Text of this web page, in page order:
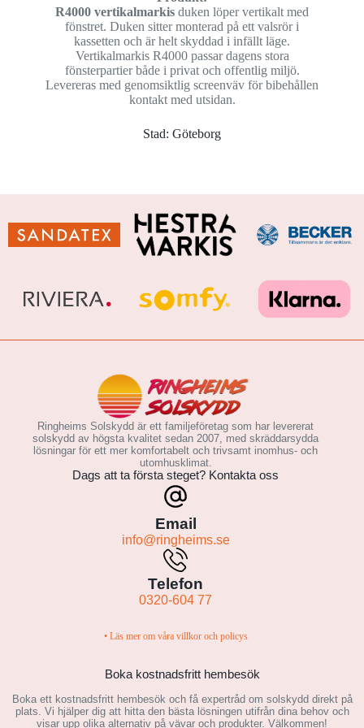
R4000 vertikalmarkis duken löper vertikalt med
fönstret. Duken sitter monterad på ett valsrör i
kassetten och är helt skyddad i infällt läge.
Vertikalmarkis R4000 passar dagens stora
fönsterpartier både i privat och offentlig miljö.
Levereras med genomsiktlig screenväv för bibehållen
kontakt med utsidan.
Stad: Göteborg
Ringheims Solskydd är ett familjeföretag som har levererat
solskydd av högsta kvalitet sedan 2007, med skräddarsydda
lösningar för ett mer komfortabelt och trivsamt inomhus- och
utomhusklimat.
Dags att ta första steget? Kontakta oss
Email
info@ringheims.se
Telefon
0320-604 77
• Läs mer om våra villkor och policys
Boka kostnadsfritt hembesök
Boka ett kostnadsfritt hembesök och få expertråd om solskydd direkt på
plats. Vi hjälper dig att hitta den bästa lösningen utifrån dina behov och
visar upp olika alternativ på vävar och produkter. Välkommen!